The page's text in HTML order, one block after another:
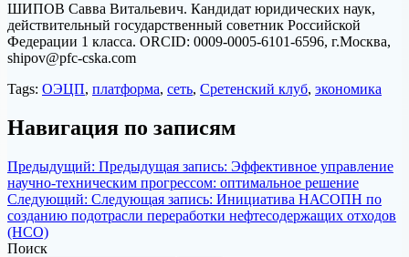
ШИПОВ Савва Витальевич. Кандидат юридических наук,
действительный государственный советник Российской
Федерации 1 класса. ORCID: 0009-0005-6101-6596, г.Москва,
shipov@pfc-cska.com
Tags: ОЭЦП, платформа, сеть, Сретенский клуб, экономика
Навигация по записям
Предыдущий: Предыдущая запись: Эффективное управление
научно-техническим прогрессом: оптимальное решение
Следующий: Следующая запись: Инициатива НАСОПН по
созданию подотрасли переработки нефтесодержащих отходов
(НСО)
Поиск